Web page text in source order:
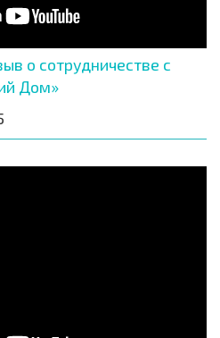
о сотрудничестве с
Дом»